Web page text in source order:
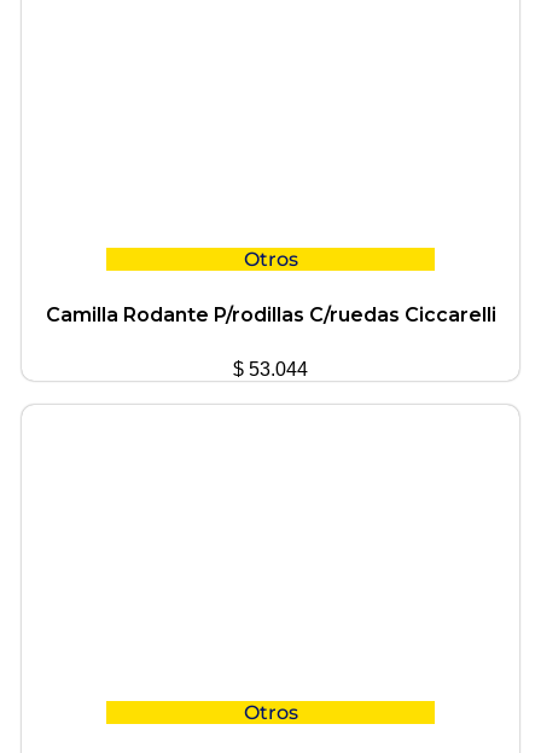
Otros
Camilla Rodante P/rodillas C/ruedas Ciccarelli
$ 53.044
Otros